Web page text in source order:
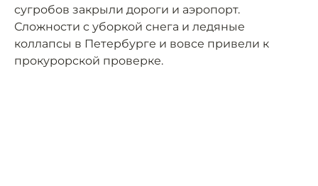
сугробов закрыли дороги и аэропорт.
Сложности с уборкой снега и ледяные
коллапсы в Петербурге и вовсе привели к
прокурорской проверке.